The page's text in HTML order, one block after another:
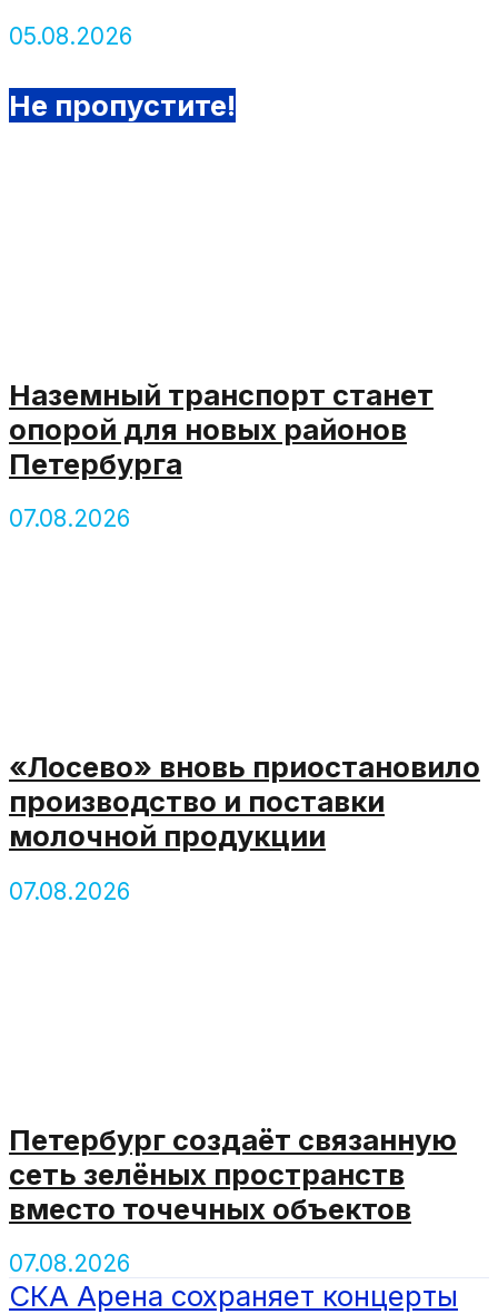
05.08.2026
Не пропустите!
Наземный транспорт станет
опорой для новых районов
Петербурга
07.08.2026
«Лосево» вновь приостановило
производство и поставки
молочной продукции
07.08.2026
Петербург создаёт связанную
сеть зелёных пространств
вместо точечных объектов
07.08.2026
СКА Арена сохраняет концерты